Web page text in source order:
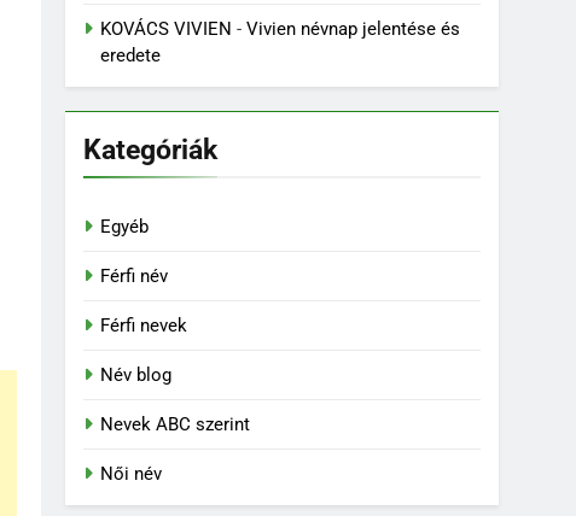
KOVÁCS VIVIEN -Vivien névnap jelentése és
eredete
Kategóriák
Egyéb
Férfi név
Férfi nevek
Név blog
Nevek ABC szerint
Női név